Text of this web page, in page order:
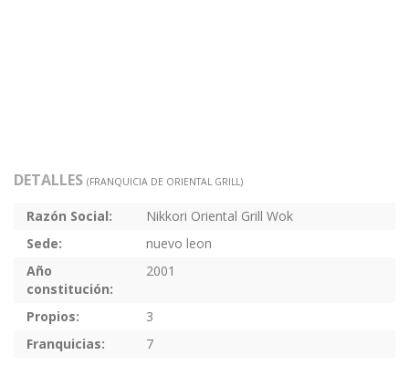
DETALLES (FRANQUICIA DE ORIENTAL GRILL)
Razón Social:
Nikkori Oriental Grill Wok
Sede:
nuevo leon
Año
constitución:
2001
Propios:
3
Franquicias:
7